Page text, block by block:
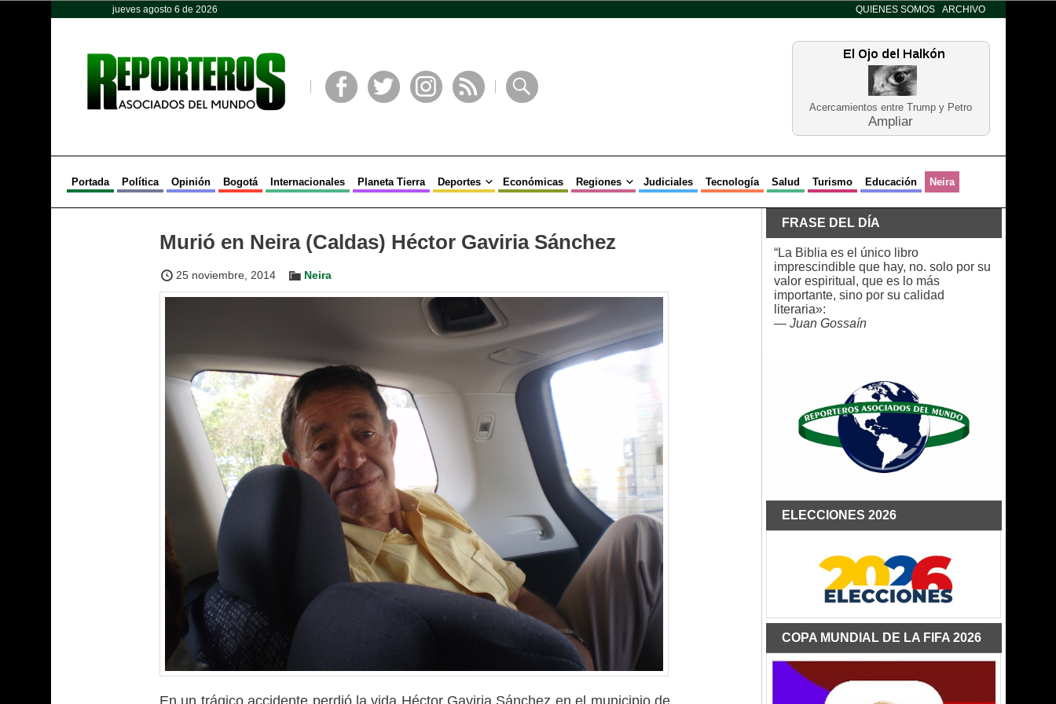
jueves agosto 6 de 2026 QUIENES SOMOS ARCHIVO
Acercamientos entre Trump y Petro
Ampliar
Portada Política Opinión Bogotá Internacionales Planeta Tierra Deportes Económicas Regiones Judiciales Tecnología Salud Turismo Educación Neira
Murió en Neira (Caldas) Héctor Gaviria Sánchez
25 noviembre, 2014 Neira
En un trágico accidente perdió la vida Héctor Gaviria Sánchez en el municipio de
FRASE DEL DÍA
“La Biblia es el único libro
imprescindible que hay, no. solo por su
valor espiritual, que es lo más
importante, sino por su calidad
literaria»:
— Juan Gossaín
ELECCIONES 2026
COPA MUNDIAL DE LA FIFA 2026
Opinión Política